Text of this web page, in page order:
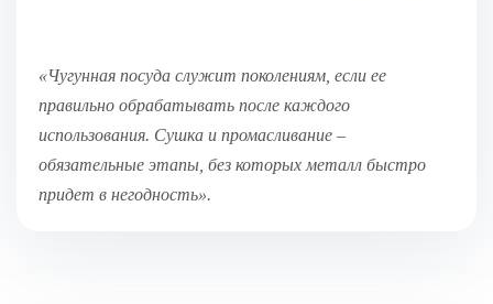
«Чугунная посуда служит поколениям, если ее
правильно обрабатывать после каждого
использования. Сушка и промасливание –
обязательные этапы, без которых металл быстро
придет в негодность».